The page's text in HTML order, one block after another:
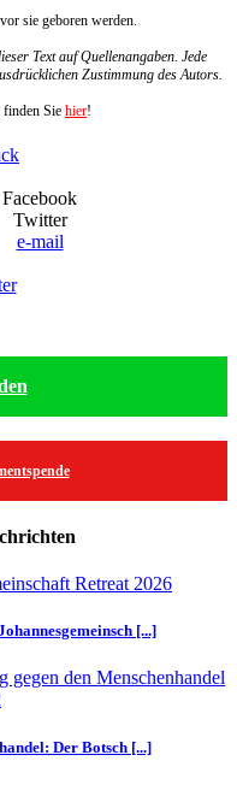
sie geboren werden.
Text auf Quellenangaben. Jede
Zustimmung des Autors.
Sie hier!
Facebook
Twitter
e-mail
[...]
Der Botsch [...]